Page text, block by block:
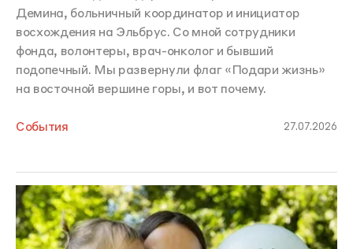
Демина, больничный координатор и инициатор
восхождения на Эльбрус. Со мной сотрудники
фонда, волонтеры, врач-онколог и бывший
подопечный. Мы развернули флаг «Подари жизнь»
на восточной вершине горы, и вот почему.
События 27.07.2026